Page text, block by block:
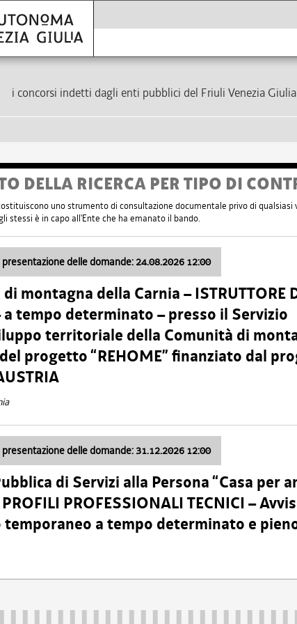
i concorsi indetti dagli enti pubblici del Friuli Venezia Giulia
DELLA RICERCA PER TIPO DI
uno strumento di consultazione documentale privo di qualsiasi
stessi è in capo all'Ente che ha emanato il bando.
presentazione delle domande: 24.08.2026 12:00
montagna della Carnia – ISTRUTTORE
a tempo determinato – presso il Servizio
territoriale della Comunità di
progetto “REHOME” finanziato dal
presentazione delle domande: 31.12.2026 12:00
di Servizi alla Persona “Casa per
PROFESSIONALI TECNICI –
a tempo determinato e